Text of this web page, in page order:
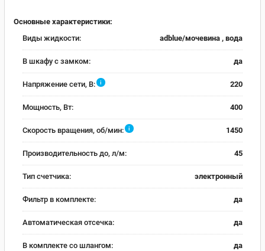
Основные характеристики:
Виды жидкости:
adblue/мочевина , вода
В шкафу с замком: да
Напряжение сети, В: i 220
Мощность, Вт: 400
Скорость вращения, об/мин: i 1450
Производительность до, л/м: 45
Тип счетчика: электронный
Фильтр в комплекте: да
Автоматическая отсечка: да
В комплекте со шлангом: да